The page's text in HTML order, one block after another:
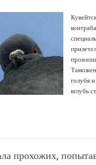
голубя
вглубь
прохожих,